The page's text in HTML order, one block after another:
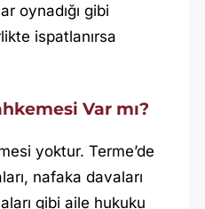
oynadığı gibi
ispatlanırsa
Var mı?
yoktur. Terme’de
nafaka davaları
gibi aile hukuku